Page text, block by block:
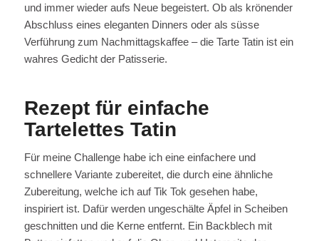
und immer wieder aufs Neue begeistert. Ob als krönender
Abschluss eines eleganten Dinners oder als süsse
Verführung zum Nachmittagskaffee – die Tarte Tatin ist ein
wahres Gedicht der Patisserie.
Rezept für einfache
Tartelettes Tatin
Für meine Challenge habe ich eine einfachere und
schnellere Variante zubereitet, die durch eine ähnliche
Zubereitung, welche ich auf Tik Tok gesehen habe,
inspiriert ist. Dafür werden ungeschälte Äpfel in Scheiben
geschnitten und die Kerne entfernt. Ein Backblech mit